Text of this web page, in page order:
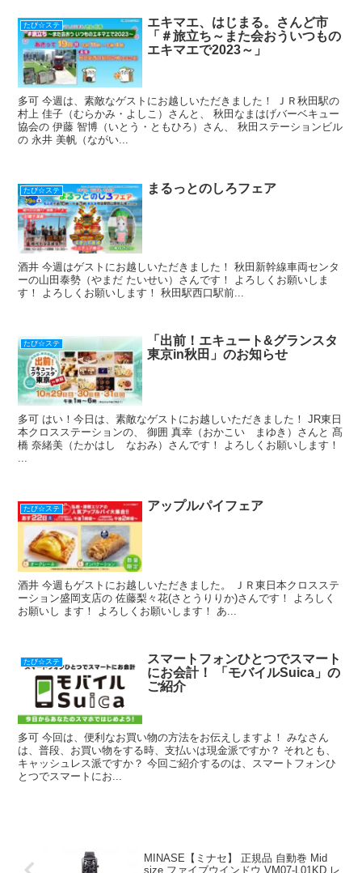
たび☆ステ
エキマエ、はじまる。さんど市
「＃旅立ち～また会おういつもの
エキマエで2023～」
多可 今週は、素敵なゲストにお越しいただきました！ ＪＲ秋田駅の
村上 佳子（むらかみ・よしこ）さんと、 秋田なまはげバーベキュー
協会の 伊藤 智博（いとう・ともひろ）さん、 秋田ステーションビル
の 永井 美帆（ながい...
たび☆ステ まるっとのしろフェア
酒井 今週はゲストにお越しいただきました！ 秋田新幹線車両センタ
ーの山田泰勢（やまだ たいせい）さんです！ よろしくお願いしま
す！ よろしくお願いします！ 秋田駅西口駅前...
たび☆ステ
「出前！エキュート&グランスタ
東京in秋田」のお知らせ
多可 はい！今日は、素敵なゲストにお越しいただきました！ JR東日
本クロスステーションの、 御囲 真幸（おかこい まゆき）さんと 髙
橋 奈緒美（たかはし なおみ）さんです！ よろしくお願いします！
...
たび☆ステ アップルパイフェア
酒井 今週もゲストにお越しいただきました。 ＪＲ東日本クロスステ
ーション盛岡支店の 佐藤梨々花(さとうりりか)さんです！ よろしく
お願いし ます！ よろしくお願いします！ あ...
たび☆ステ
スマートフォンひとつでスマート
にお会計！ 「モバイルSuica」の
ご紹介
多可 今回は、便利なお買い物の方法をお伝えしますよ！ みなさん
は、普段、お買い物をする時、支払いは現金派ですか？ それとも、
キャッシュレス派ですか？ 今回ご紹介するのは、スマートフォンひ
とつでスマートにお...
MINASE【ミナセ】 正規品 自動巻 Mid
size ファイブウインドウ VM07-L01KD レ